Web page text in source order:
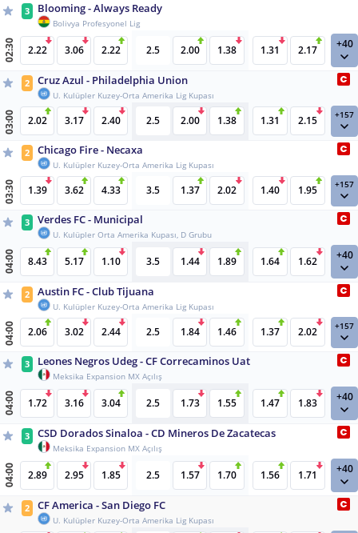
3 Blooming - Always Ready
Bolivya Profesyonel Lig
02:30 2.22 3.06 2.22 2.5 2.00 1.38 1.31 2.17 +40
2 Cruz Azul - Philadelphia Union
U. Kulüpler Kuzey-Orta Amerika Lig Kupası
03:00 2.02 3.17 2.40 2.5 2.00 1.38 1.31 2.15 +157
2 Chicago Fire - Necaxa
U. Kulüpler Kuzey-Orta Amerika Lig Kupası
03:30 1.39 3.62 4.33 3.5 1.37 2.02 1.40 1.95 +157
3 Verdes FC - Municipal
U. Kulüpler Orta Amerika Kupası, D Grubu
04:00 8.43 5.17 1.10 3.5 1.44 1.89 1.64 1.62 +40
2 Austin FC - Club Tijuana
U. Kulüpler Kuzey-Orta Amerika Lig Kupası
04:00 2.06 3.02 2.44 2.5 1.84 1.46 1.37 2.02 +157
3 Leones Negros Udeg - CF Correcaminos Uat
Meksika Expansion MX Açılış
04:00 1.72 3.16 3.04 2.5 1.73 1.55 1.47 1.83 +40
3 CSD Dorados Sinaloa - CD Mineros De Zacatecas
Meksika Expansion MX Açılış
04:00 2.89 2.95 1.85 2.5 1.57 1.70 1.56 1.71 +40
2 CF America - San Diego FC
U. Kulüpler Kuzey-Orta Amerika Lig Kupası